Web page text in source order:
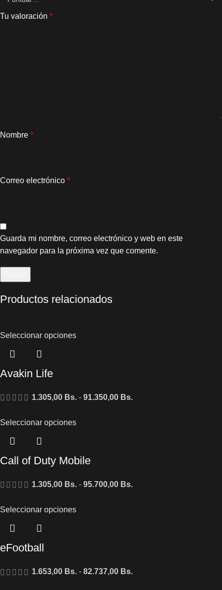
Tu valoración *
Nombre *
Correo electrónico *
Guarda mi nombre, correo electrónico y web en este
navegador para la próxima vez que comente.
Productos relacionados
Seleccionar opciones
Avakin Life
1.305,00 Bs. - 91.350,00 Bs.
Seleccionar opciones
Call of Duty Mobile
1.305,00 Bs. - 95.700,00 Bs.
Seleccionar opciones
eFootball
1.653,00 Bs. - 82.737,00 Bs.